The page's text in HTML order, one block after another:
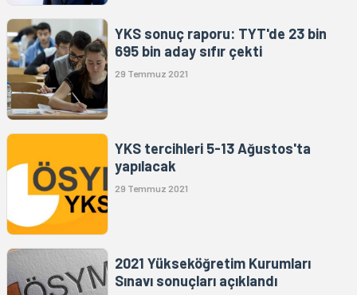
YKS sonuç raporu: TYT'de 23 bin
695 bin aday sıfır çekti
29 Temmuz 2021
YKS tercihleri 5-13 Ağustos'ta
yapılacak
29 Temmuz 2021
2021 Yükseköğretim Kurumları
Sınavı sonuçları açıklandı